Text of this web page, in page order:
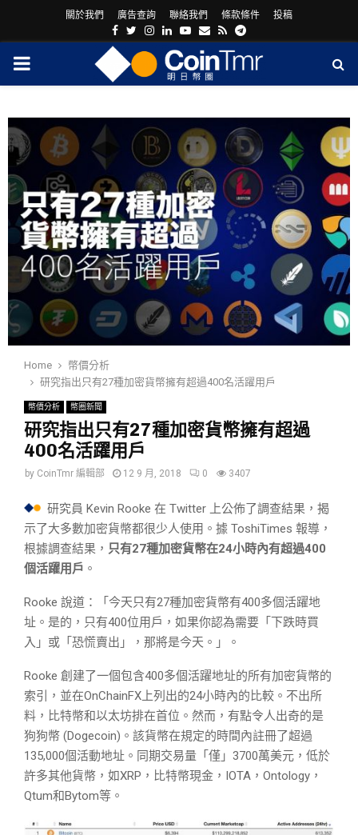
關於我們 廣告查詢 聯絡我們 條款條件 投稿
Facebook
Twitter
Instagram
LinkedinYoutube
Email
RssTelegram
PRIMARY
Home
幣價分析
研究指出只有27種加密貨幣擁有超過400名活躍用戶
幣價分析 幣圈新聞
研究指出只有27種加密貨幣擁有超過
400名活躍用戶
by CoinTmr 編輯部 12 9 月, 2018 0 3407
研究員 Kevin Rooke 在 Twitter 上公佈了調查結果，揭
示了大多數加密貨幣都很少人使用。據 ToshiTimes 報導，
根據調查結果， 只有27種加密貨幣在24小時內有超過400
個活躍用戶 。
Rooke 說道：「今天只有27種加密貨幣有400多個活躍地
址。是的，只有400位用戶，如果你認為需要「下跌時買
入」或「恐慌賣出」，那將是今天。」。
Rooke 創建了一個包含400多個活躍地址的所有加密貨幣的
索引，並在OnChainFX上列出的24小時內的比較。不出所
料，比特幣和以太坊排在首位。然而，有點令人出奇的是
狗狗幣 (Dogecoin)。該貨幣在規定的時間內註冊了超過
135,000個活動地址。同期交易量「僅」3700萬美元，低於
許多其他貨幣，如XRP，比特幣現金，IOTA，Ontology，
Qtum和Bytom等。